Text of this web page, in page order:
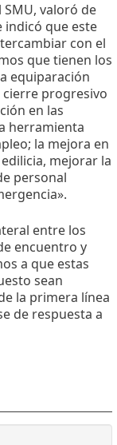
SMU, valoró de
que este
con el
que tienen los
equiparación
progresivo
en las
herramienta
la mejora en
mejorar la
personal
entre los
encuentro y
a que estas
sean
la primera línea
de respuesta a